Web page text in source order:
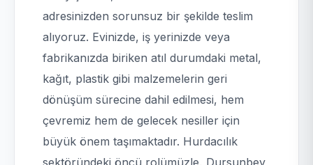
adresinizden sorunsuz bir şekilde teslim
alıyoruz. Evinizde, iş yerinizde veya
fabrikanızda biriken atıl durumdaki metal,
kağıt, plastik gibi malzemelerin geri
dönüşüm sürecine dahil edilmesi, hem
çevremiz hem de gelecek nesiller için
büyük önem taşımaktadır. Hurdacılık
sektöründeki öncü rolümüzle, Dursunbey